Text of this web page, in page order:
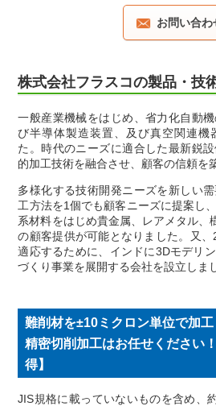
お問い合わ
株式会社フラスコの製品・技
一般産業機械をはじめ、省力化自動
び半導体製造装置、及び真空関連機
た。時代のニーズに適合した最新鋭
的加工技術を融合させ、顧客の信頼を
多様化する技術開発ニーズを新しい
工方法を1個でも顧客ニーズに提案し
系材料をはじめ貴金属、レアメタル、
の顧客提供が可能となりました。又
適応するために、インドに3Dモデリ
づくり事業を展開する会社を設立しま
難削材を±10ミクロン単位で加工
精密切削加工はお任せください
得】
JIS規格に載っていないものを含め、